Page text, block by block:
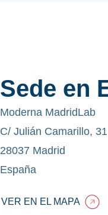
Sede en
Moderna MadridLab
C/ Julián Camarillo, 31
28037 Madrid
España
VER EN EL MAPA